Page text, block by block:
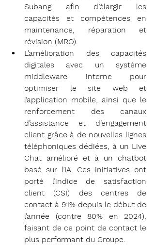
Subang afin d’élargir les
capacités et compétences en
maintenance, réparation et
révision (MRO).
L’amélioration des capacités
digitales avec un système
middleware interne pour
optimiser le site web et
l’application mobile, ainsi que le
renforcement des canaux
d’assistance et d’engagement
client grâce à de nouvelles lignes
téléphoniques dédiées, à un Live
Chat amélioré et à un chatbot
basé sur l’IA. Ces initiatives ont
porté l’indice de satisfaction
client (CSI) des centres de
contact à 91% depuis le début de
l’année (contre 80% en 2024),
faisant de ce point de contact le
plus performant du Groupe.